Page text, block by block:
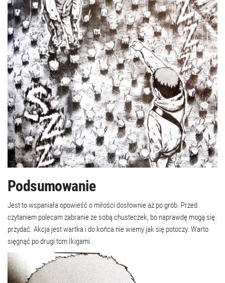
Podsumowanie
Jest to wspaniała opowieść o miłości dosłownie aż po grób. Przed
czytaniem polecam zabranie ze sobą chusteczek, bo naprawdę mogą się
przydać. Akcja jest wartka i do końca nie wiemy jak się potoczy. Warto
sięgnąć po drugi tom Ikigami.